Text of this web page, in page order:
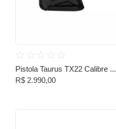
☆ ☆ ☆ ☆ ☆
Pistola Taurus TX22 Calibre ...
R$ 2.990,00